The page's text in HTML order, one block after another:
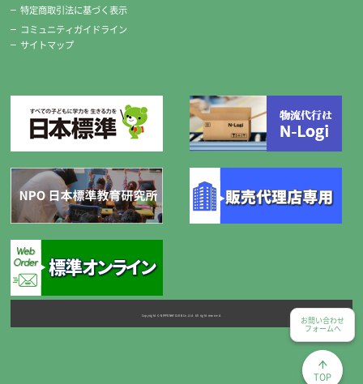
切れ味バツグン！高級ステンレス製です。
※標準セットの糸切りばさみは、希望により右用・左用のどちかがセッ
トになります。
特定商取引法に基づく表示
コミュニティガイドライン
サイトマップ
Copyright © NIPPONHYOJUN Co.Ltd. All right reserved.
お問い合わせ
フォームへ
TOP